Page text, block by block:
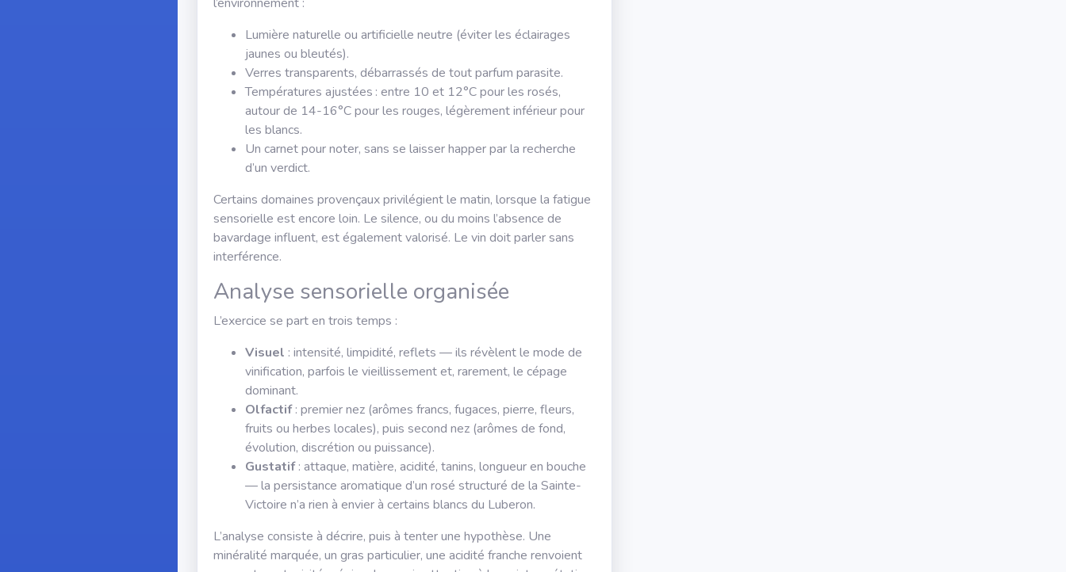
Lumière naturelle ou artificielle neutre (éviter les éclairages
jaunes ou bleutés).
Verres transparents, débarrassés de tout parfum parasite.
Températures ajustées : entre 10 et 12°C pour les rosés,
autour de 14-16°C pour les rouges, légèrement inférieur pour
les blancs.
Un carnet pour noter, sans se laisser happer par la recherche
d’un verdict.
Certains domaines provençaux privilégient le matin, lorsque la fatigue
sensorielle est encore loin. Le silence, ou du moins l’absence de
bavardage influent, est également valorisé. Le vin doit parler sans
interférence.
Analyse sensorielle organisée
L’exercice se part en trois temps :
Visuel : intensité, limpidité, reflets — ils révèlent le mode de
vinification, parfois le vieillissement et, rarement, le cépage
dominant.
Olfactif: premier nez (arômes francs, fugaces, pierre, fleurs,
fruits ou herbes locales), puis second nez (arômes de fond,
évolution, discrétion ou puissance).
Gustatif: attaque, matière, acidité, tanins, longueur en bouche
— la persistance aromatique d’un rosé structuré de la Sainte-
Victoire n’a rien à envier à certains blancs du Luberon.
L’analyse consiste à décrire, puis à tenter une hypothèse. Une
minéralité marquée, un gras particulier, une acidité franche renvoient